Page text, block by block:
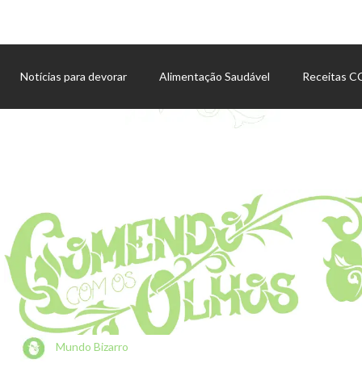
Notícias para devorar Alimentação Saudável Receitas
Mundo Bizarro